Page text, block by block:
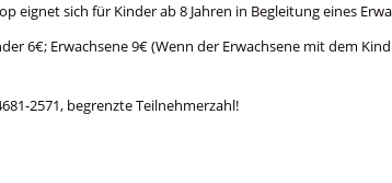
eignet sich für Kinder ab 8 Jahren in Begleitung eines
6€; Erwachsene 9€ (Wenn der Erwachsene mit dem
2571, begrenzte Teilnehmerzahl!